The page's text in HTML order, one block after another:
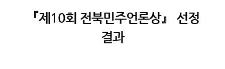
『제10회 전북민주언론상』 선정
결과